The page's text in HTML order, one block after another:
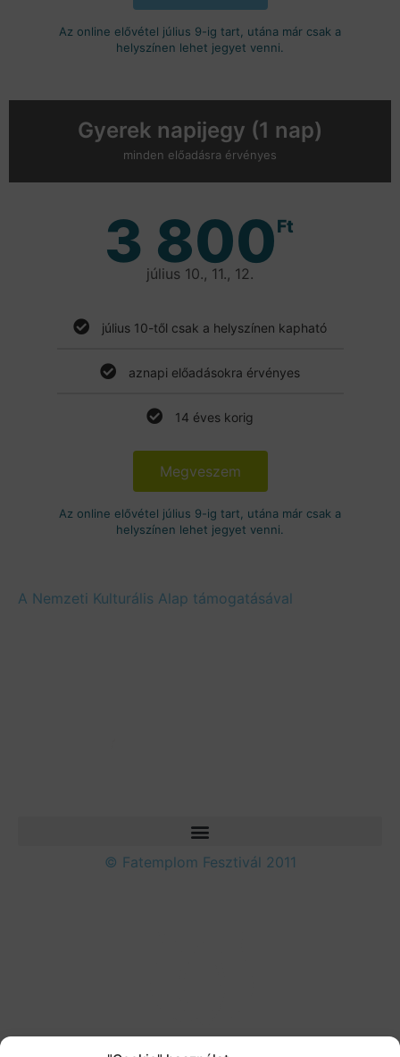
Az online elővétel július 9-ig tart, utána már csak a
helyszínen lehet jegyet venni.
Gyerek napijegy (1 nap)
minden előadásra érvényes
3 800Ft
július 10., 11., 12.
július 10-től csak a helyszínen kapható
aznapi előadásokra érvényes
14 éves korig
Megveszem
Az online elővétel július 9-ig tart, utána már csak a
helyszínen lehet jegyet venni.
A Nemzeti Kulturális Alap támogatásával
© Fatemplom Fesztivál 2011